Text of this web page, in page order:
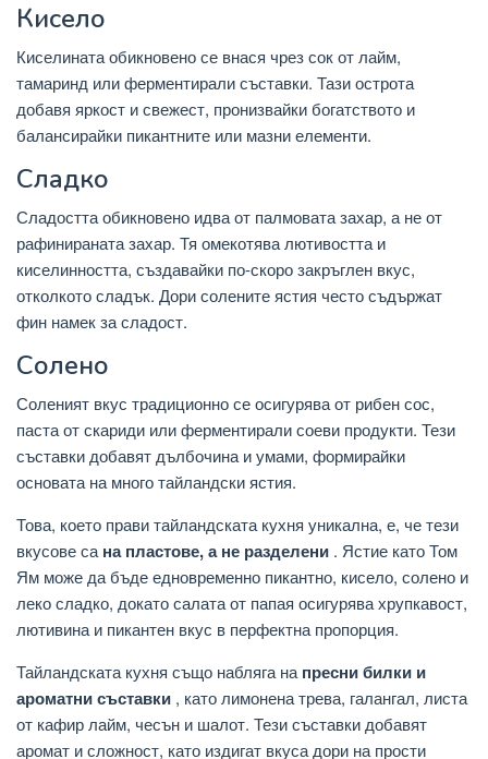
Кисело
Киселината обикновено се внася чрез сок от лайм,
тамаринд или ферментирали съставки. Тази острота
добавя яркост и свежест, пронизвайки богатството и
балансирайки пикантните или мазни елементи.
Сладко
Сладостта обикновено идва от палмовата захар, а не от
рафинираната захар. Тя омекотява лютивостта и
киселинността, създавайки по-скоро закръглен вкус,
отколкото сладък. Дори солените ястия често съдържат
фин намек за сладост.
Солено
Соленият вкус традиционно се осигурява от рибен сос,
паста от скариди или ферментирали соеви продукти. Тези
съставки добавят дълбочина и умами, формирайки
основата на много тайландски ястия.
Това, което прави тайландската кухня уникална, е, че тези
вкусове са на пластове, а не разделени . Ястие като Том
Ям може да бъде едновременно пикантно, кисело, солено и
леко сладко, докато салата от папая осигурява хрупкавост,
лютивина и пикантен вкус в перфектна пропорция.
Тайландската кухня също набляга на пресни билки и
ароматни съставки , като лимонена трева, галангал, листа
от кафир лайм, чесън и шалот. Тези съставки добавят
аромат и сложност, като издигат вкуса дори на прости